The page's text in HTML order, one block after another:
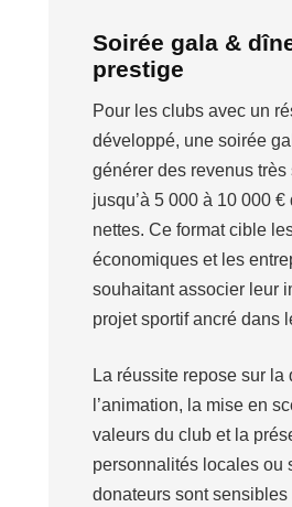
Soirée gala &
prestige
Pour les clubs avec un
développé, une soirée
générer des revenus
jusqu’à 5 000 à 10 000 €
nettes. Ce format cible
économiques et les
souhaitant associer leur
projet sportif ancré dans
La réussite repose sur la
l’animation, la mise en
valeurs du club et la
personnalités locales ou
donateurs sont